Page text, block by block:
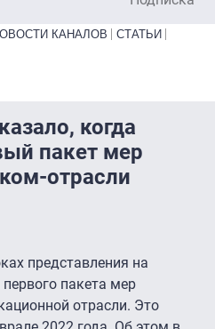
КАНАЛОВ
СТАТЬИ
когда
пакет мер
отрасли
представления на
пакета мер
отрасли. Это